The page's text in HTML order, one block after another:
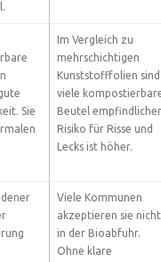
Sie
Im Vergleich zu
mehrschichtigen
Kunststofffolien sind
viele
Beutel
Risiko für Risse und
Lecks ist höher.
Viele Kommunen
akzeptieren sie nicht
in der Bioabfuhr.
Ohne klare